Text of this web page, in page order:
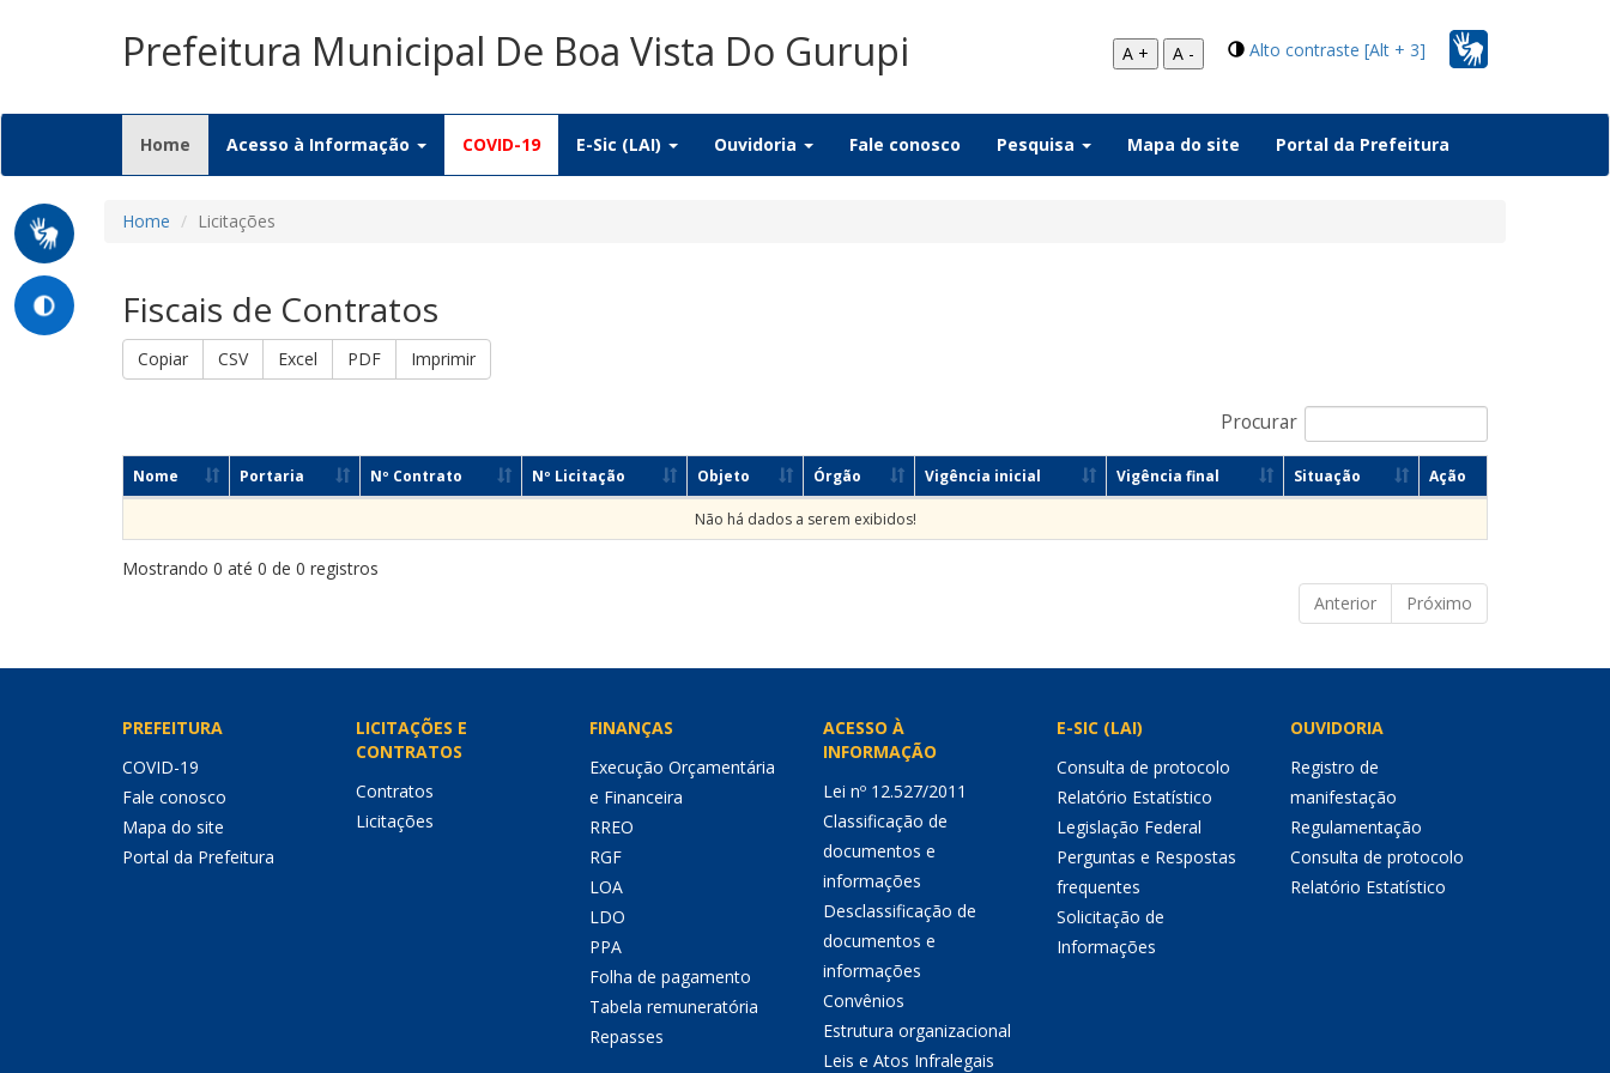
Prefeitura Municipal De Boa Vista Do Gurupi Alto contraste [Alt + 3]
A + A -
Home (current)
Acesso à Informação COVID-19 E-Sic (LAI) Ouvidoria Fale conosco Pesquisa Mapa do site Portal da Prefeitura
Home Licitações
Fiscais de Contratos
Copiar CSV Excel PDF Imprimir
Procurar
Nome Portaria Nº Contrato Nº Licitação Objeto Órgão Vigência inicial Vigência final Situação Ação
Não há dados a serem exibidos!
Mostrando 0 até 0 de 0 registros
Anterior
Próximo
PREFEITURA
COVID-19
Fale conosco
Mapa do site
Portal da Prefeitura
LICITAÇÕES E
CONTRATOS
Contratos
Licitações
FINANÇAS
Execução Orçamentária
e Financeira
RREO
RGF
LOA
LDO
PPA
Folha de pagamento
Tabela remuneratória
Repasses
ACESSO À
INFORMAÇÃO
Lei nº 12.527/2011
Classificação de
documentos e
informações
Desclassificação de
documentos e
informações
Convênios
Estrutura organizacional
Leis e Atos Infralegais
E-SIC (LAI)
Consulta de protocolo
Relatório Estatístico
Legislação Federal
Perguntas e Respostas
frequentes
Solicitação de
Informações
OUVIDORIA
Registro de
manifestação
Regulamentação
Consulta de protocolo
Relatório Estatístico